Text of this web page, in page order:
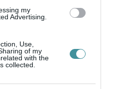
my
Advertising.
Use,
of my
with the
collected.
A TISZA
08|Mindenki ügye
KÜLÜGYI STRATÉGIA KÉSZÜL,